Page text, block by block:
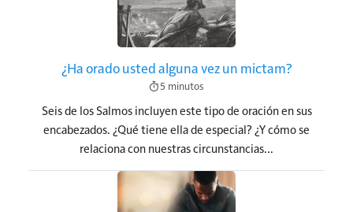
¿Ha orado usted alguna vez un mictam?
5 minutos
Seis de los Salmos incluyen este tipo de oración en sus
encabezados. ¿Qué tiene ella de especial? ¿Y cómo se
relaciona con nuestras circunstancias...
Imagen